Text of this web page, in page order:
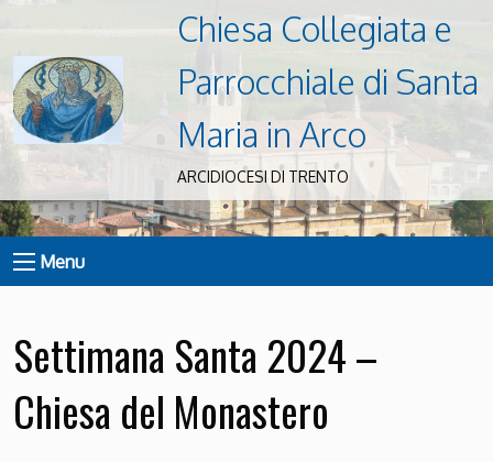
Chiesa Collegiata e
Parrocchiale di Santa
Maria in Arco
ARCIDIOCESI DI TRENTO
Menu
Settimana Santa 2024 –
Chiesa del Monastero